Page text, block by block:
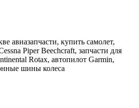
авиазапчасти, купить самолет,
Piper Beechcraft, запчасти для
Rotax, автопилот Garmin,
шины колеса